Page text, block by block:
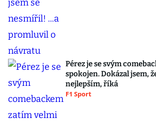
Pérez je se svým
spokojen. Dokázal jsem,
nejlepším, říká
F1 Sport